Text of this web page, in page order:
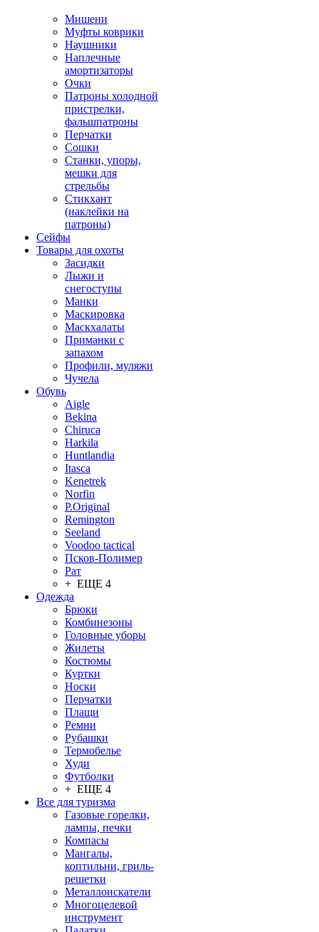
Мишени
Муфты коврики
Наушники
Наплечные
амортизаторы
Очки
Патроны холодной
пристрелки,
фальшпатроны
Перчатки
Сошки
Станки, упоры,
мешки для
стрельбы
Стикхант
(наклейки на
патроны)
Сейфы
Товары для охоты
Засидки
Лыжи и
снегоступы
Манки
Маскировка
Маскхалаты
Приманки с
запахом
Профили, муляжи
Чучела
Обувь
Aigle
Bekina
Chiruсa
Harkila
Huntlandia
Itasca
Kenetrek
Norfin
P.Original
Remington
Seeland
Voodoo tactical
Псков-Полимер
Рат
+ ЕЩЕ 4
Одежда
Брюки
Комбинезоны
Головные уборы
Жилеты
Костюмы
Куртки
Носки
Перчатки
Плащи
Ремни
Рубашки
Термобелье
Худи
Футболки
+ ЕЩЕ 4
Все для туризма
Газовые горелки,
лампы, печки
Компасы
Мангалы,
коптильни, гриль-
решетки
Металлоискатели
Многоцелевой
инструмент